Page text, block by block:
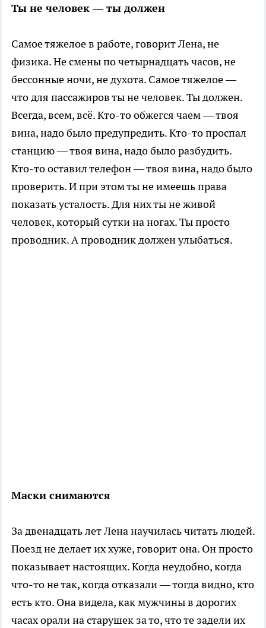
Ты не человек — ты должен
Самое тяжелое в работе, говорит Лена, не
физика. Не смены по четырнадцать часов, не
бессонные ночи, не духота. Самое тяжелое —
что для пассажиров ты не человек. Ты должен.
Всегда, всем, всё. Кто-то обжегся чаем — твоя
вина, надо было предупредить. Кто-то проспал
станцию — твоя вина, надо было разбудить.
Кто-то оставил телефон — твоя вина, надо было
проверить. И при этом ты не имеешь права
показать усталость. Для них ты не живой
человек, который сутки на ногах. Ты просто
проводник. А проводник должен улыбаться.
Маски снимаются
За двенадцать лет Лена научилась читать людей.
Поезд не делает их хуже, говорит она. Он просто
показывает настоящих. Когда неудобно, когда
что-то не так, когда отказали — тогда видно, кто
есть кто. Она видела, как мужчины в дорогих
часах орали на старушек за то, что те задели их